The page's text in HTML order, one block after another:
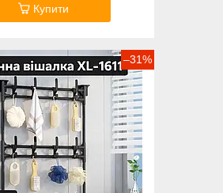
Купити
–31%